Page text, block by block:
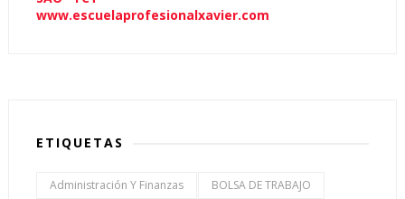
www.escuelaprofesionalxavier.com
ETIQUETAS
Administración Y Finanzas
BOLSA DE TRABAJO